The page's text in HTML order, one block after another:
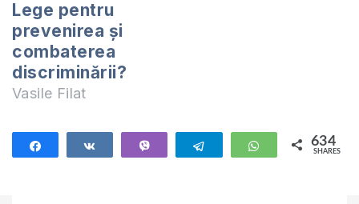
Lege pentru
prevenirea şi
combaterea
discriminării?
Vasile Filat
Telegram WhatsApp
634
SHARES